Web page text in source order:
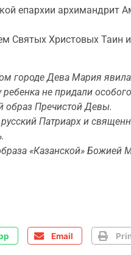
епархии архимандрит
Святых Христовых Таин
городе Дева Мария
не придали
образ Пречистой Девы.
Патриарх и
«Казанской» Божией
Email